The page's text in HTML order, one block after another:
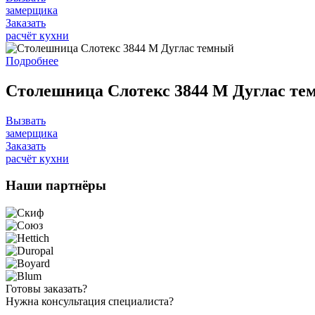
замерщика
Заказать
расчёт кухни
Подробнее
Столешница Слотекс 3844 М Дуглас
Вызвать
замерщика
Заказать
расчёт кухни
Наши партнёры
Готовы заказать?
Нужна консультация специалиста?